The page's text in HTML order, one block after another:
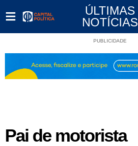
ÚLTIMAS
NOTÍCIAS
PUBLICIDADE
Pai de motorista